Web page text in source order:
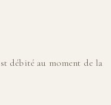
débité au moment de la